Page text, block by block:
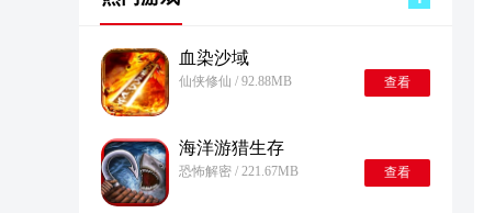
血染沙域
仙侠修仙 / 92.88MB 查看
海洋游猎生存
恐怖解密 / 221.67MB 查看